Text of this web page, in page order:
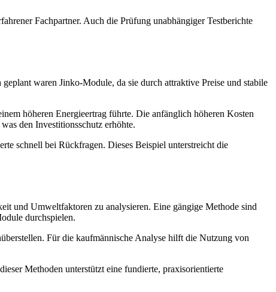
Fachpartner. Auch die Prüfung unabhängiger Testberichte
waren Jinko-Module, da sie durch attraktive Preise und stabile
höheren Energieertrag führte. Die anfänglich höheren Kosten
den Investitionsschutz erhöhte.
schnell bei Rückfragen. Dieses Beispiel unterstreicht die
und Umweltfaktoren zu analysieren. Eine gängige Methode sind
durchspielen.
Für die kaufmännische Analyse hilft die Nutzung von
Methoden unterstützt eine fundierte, praxisorientierte